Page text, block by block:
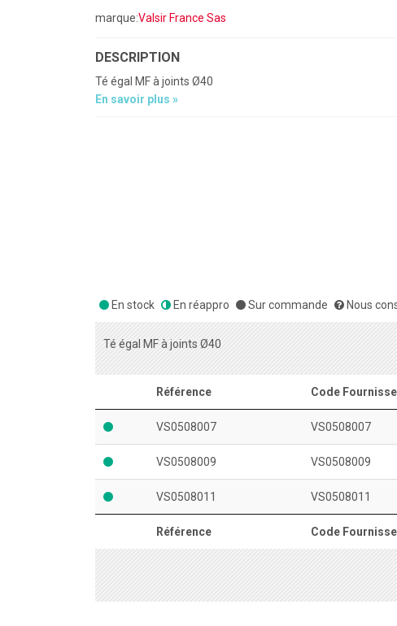
marque:Valsir France Sas
DESCRIPTION
Té égal MF à joints Ø40
En savoir plus »
En stock En réappro Sur commande Nous
Té égal MF à joints Ø40
Référence Code
Référence Code
VS0508007 VS0508007
VS0508009 VS0508009
VS0508011 VS0508011